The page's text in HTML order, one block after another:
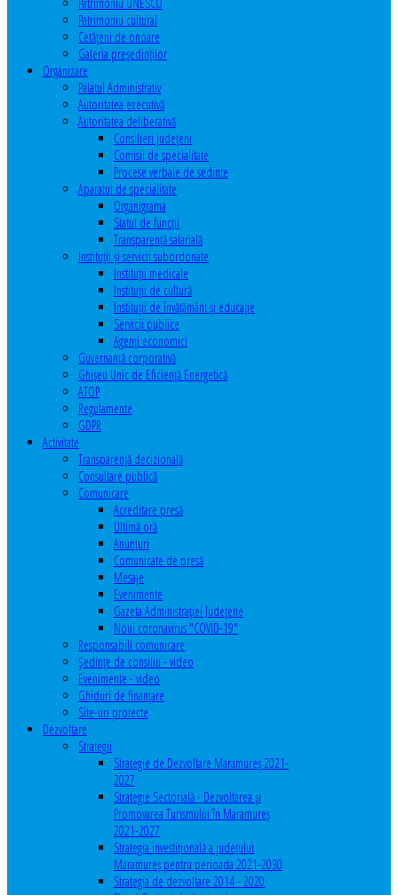
Patrimoniu cultural
Cetăţeni de onoare
Galeria președinților
Organizare
Palatul Administrativ
Autoritatea executivă
Autoritatea deliberativă
Consilieri judeţeni
Comisii de specialitate
Procese verbale de sedinte
Aparatul de specialitate
Organigrama
Statul de funcții
Transparență salarială
Instituţii şi servicii subordonate
Instituţii medicale
Instituţii de cultură
Instituţii de învăţământ şi educaţie
Servicii publice
Agenţi economici
Guvernanță corporativă
Ghişeu Unic de Eficienţă Energetică
ATOP
Regulamente
GDPR
Activitate
Transparenţă decizională
Consultare publică
Comunicare
Acreditare presă
Ultimă oră
Anunţuri
Comunicate de presă
Mesaje
Evenimente
Gazeta Administraţiei Judeţene
Noul coronavirus "COVID-19"
Responsabili comunicare
Şedinţe de consiliu - video
Evenimente - video
Ghiduri de finanţare
Site-uri proiecte
Dezvoltare
Strategii
Strategie de Dezvoltare Maramureș 2021-
2027
Strategie Sectorială - Dezvoltarea și
Promovarea Turismului în Maramureș
2021-2027
Strategia investiţională a județului
Maramureș pentru perioada 2021-2030
Strategia de dezvoltare 2014 - 2020